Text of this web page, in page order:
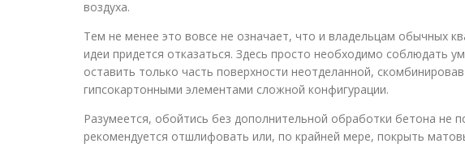
воздуха.
Тем не менее это вовсе не означает, что и владельцам обычных
идеи придется отказаться. Здесь просто необходимо соблюдать
оставить только часть поверхности неотделанной,
гипсокартонными элементами сложной конфигурации.
Разумеется, обойтись без дополнительной обработки бетона не
рекомендуется отшлифовать или, по крайней мере, покрыть